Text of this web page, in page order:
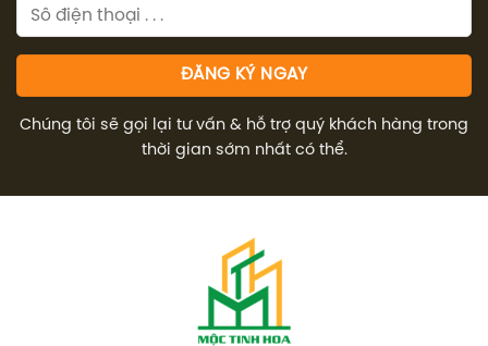
Chúng tôi sẽ gọi lại tư vấn & hỗ trợ quý khách hàng trong
thời gian sớm nhất có thể.